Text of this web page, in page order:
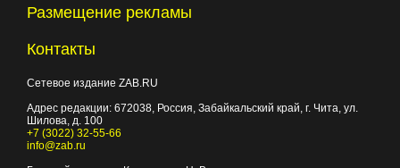
Размещение рекламы
Контакты
Сетевое издание ZAB.RU
Адрес редакции: 672038 , Россия, Забайкальский край, г. Чита ул.
Шилова, д. 100
+7 (3022) 32-55-66
info@zab.ru